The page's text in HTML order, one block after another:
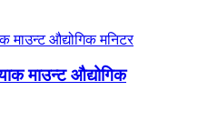
माउन्ट औद्योगिक